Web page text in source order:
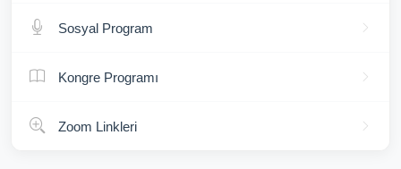
Sosyal Program
Kongre Programı
Zoom Linkleri